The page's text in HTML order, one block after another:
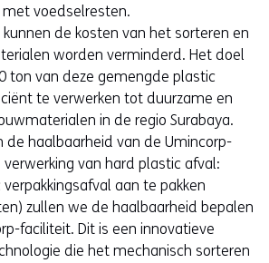
met voedselresten.
de kosten van het sorteren en
worden verminderd. Het doel
ton van deze gemengde plastic
te verwerken tot duurzame en
in de regio Surabaya.
de haalbaarheid van de Umincorp-
van hard plastic afval:
aan te pakken
zullen we de haalbaarheid bepalen
faciliteit. Dit is een innovatieve
die het mechanisch sorteren